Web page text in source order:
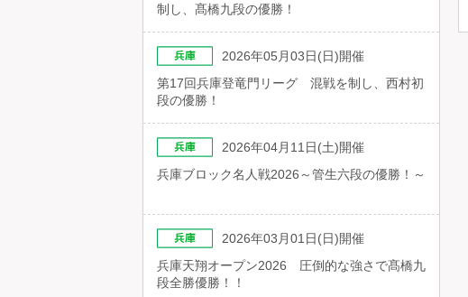
制し、髙橋九段の優勝！
2026年05月03日(日)開催
第17回兵庫登竜門リーグ 混戦を制し、西村初
段の優勝！
2026年04月11日(土)開催
兵庫ブロック名人戦2026～管生六段の優勝！～
2026年03月01日(日)開催
兵庫天翔オープン2026 圧倒的な強さで髙橋九
段全勝優勝！！